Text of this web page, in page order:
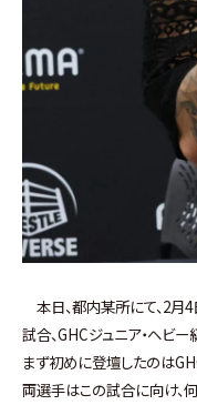
本日、都内某所にて、2月
試合、GHCジュニア・ヘビ
まず初めに登壇したのは
両選手はこの試合に向け、